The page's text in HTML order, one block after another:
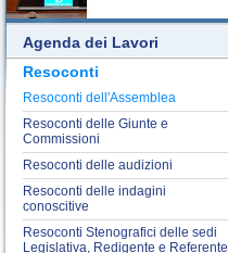
Agenda dei Lavori
Resoconti
Resoconti dell'Assemblea
Resoconti delle Giunte e
Commissioni
Resoconti delle audizioni
Resoconti delle indagini
conoscitive
Resoconti Stenografici delle sedi
Legislativa, Redigente e Referente